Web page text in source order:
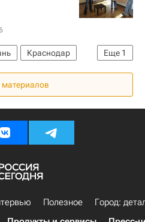
Еще 1
Краснодар
Полезное
Город: